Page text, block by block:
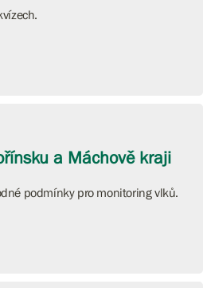
a Máchově kraji
podmínky pro monitoring vlků.